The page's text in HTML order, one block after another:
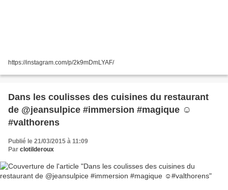
https://instagram.com/p/2k9mDmLYAF/
Dans les coulisses des cuisines du restaurant
de @jeansulpice #immersion #magique ☺️
#valthorens
Publié le 21/03/2015 à 11:09
Par clotilderoux